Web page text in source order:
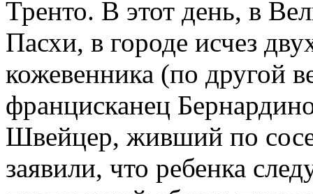
Тренто. В этот день, в
Пасхи, в городе исчез
кожевенника (по другой
францисканец
Швейцер, живший по
заявили, что ребенка